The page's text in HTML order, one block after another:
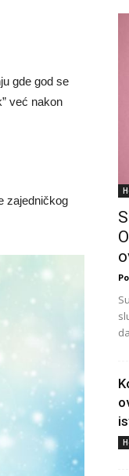
gde god se
već nakon
zajedničkog